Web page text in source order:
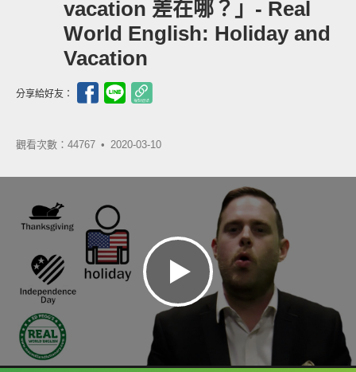
vacation 差在哪？」- Real
World English: Holiday and
Vacation
分享給好友：
觀看次數：44767 • 2020-03-10